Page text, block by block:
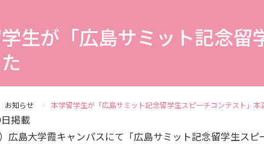
大学紹介
EN（英語）
お知らせ 本学留学生が「広島サミット記念留学生スピーチコンテスト」本
生が「広島サミット記念
掲載
広島大学霞キャンパスにて「広島サミット記念留学生ス